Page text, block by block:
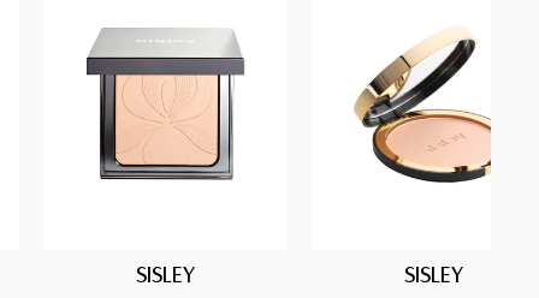
SISLEY SISLEY